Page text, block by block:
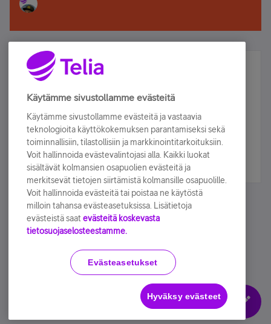
Älä jää paitsi – osallistu ja voita!
Tilaa Telian uutiskirje ja olet mukana arvonnassa.
sähköpostiisi.
Tilaa nyt
Käyttöehdot Accessibility statement
Evästeasetukset
Käytämme sivustollamme evästeitä
Käytämme sivustollamme evästeitä ja vastaavia
teknologioita käyttökokemuksen parantamiseksi sekä
toiminnallisiin, tilastollisiin ja markkinointitarkoituksiin.
Voit hallinnoida evästevalintojasi alla. Kaikki luokat
sisältävät kolmansien osapuolien evästeitä ja
merkitsevät tietojen siirtämistä kolmansille osapuolille.
Voit hallinnoida evästeitä tai poistaa ne käytöstä
milloin tahansa evästeasetuksissa. Lisätietoja
evästeistä saat evästeitä koskevasta
tietosuojaselosteestamme.
Evästeasetukset
Hyväksy evästeet